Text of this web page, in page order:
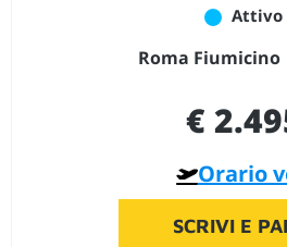
Attivo
Roma Fiumicino
€
Orario
SCRIVI E